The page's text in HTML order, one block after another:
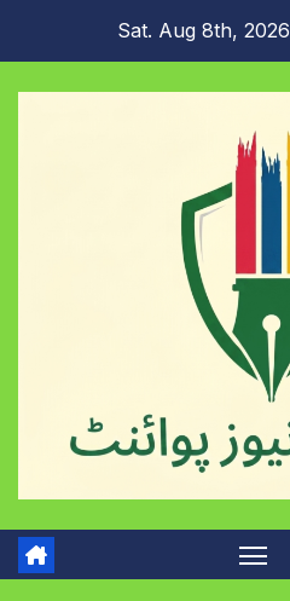
content
Sat. Aug 8th, 2026